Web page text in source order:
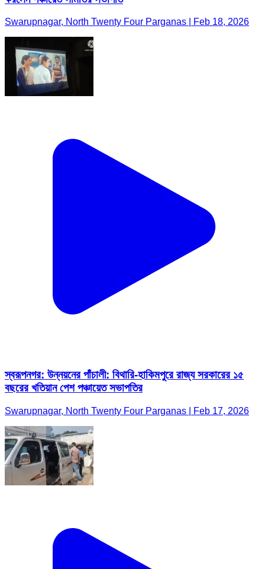
Swarupnagar, North Twenty Four Parganas | Feb 18, 2026
স্বরূপনগর: উন্নয়নের পাঁচালী: বিথারি-হাকিমপুরে রাজ্য সরকারের ১৫
বছরের খতিয়ান পেশ পঞ্চায়েত সভাপতির
Swarupnagar, North Twenty Four Parganas | Feb 17, 2026